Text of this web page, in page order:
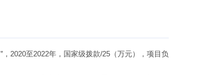
”， 2020至2022年，国家级拨款/25（万元），项目负